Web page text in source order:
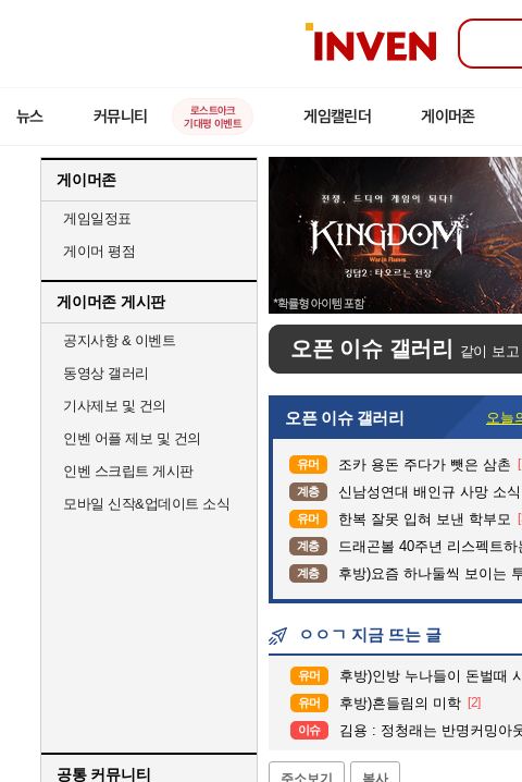
인
뉴스 커뮤니티
로스트아크
기대평 이벤트
게임캘린더 게이머존
게이머존
게임일정표
게이머 평점
게이머존 게시판
공지사항 & 이벤트
동영상 갤러리
기사제보 및 건의
인벤 어플 제보 및 건의
인벤 스크립트 게시판
모바일 신작&업데이트 소식
공통 커뮤니티
오픈 이슈 갤러리 같이 보
오픈 이슈 갤러리 오늘
유머 조카 용돈 주다가 뺏은 삼촌
계층 신남성연대 배인규 사망 소
유머 한복 잘못 입혀 보낸 학부모
계층 드래곤볼 40주년 리스펙트하
계층 후방)요즘 하나둘씩 보이는
ㅇㅇㄱ 지금 뜨는 글
유머 후방)인방 누나들이 돈벌때 사용하
유머 후방)흔들림의 미학 [2]
이슈 김용 : 정청래는 반명커밍아
주소보기 복사